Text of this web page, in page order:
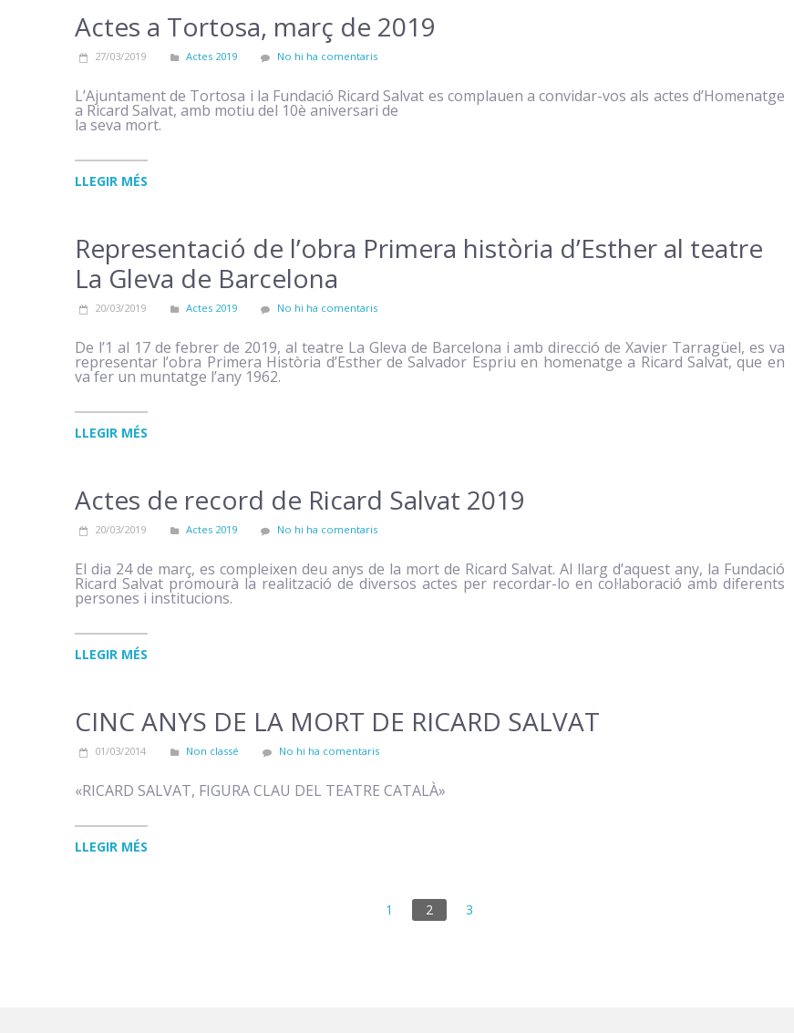
Actes a Tortosa, març de 2019
27/03/2019 Actes 2019 No hi ha comentaris
L’Ajuntament de Tortosa i la Fundació Ricard Salvat es complauen a convidar-vos als actes d’Homenatge
a Ricard Salvat, amb motiu del 10è aniversari de
la seva mort.
LLEGIR MÉS
Representació de l’obra Primera història d’Esther al teatre
La Gleva de Barcelona
20/03/2019 Actes 2019 No hi ha comentaris
De l’1 al 17 de febrer de 2019, al teatre La Gleva de Barcelona i amb direcció de Xavier Tarragüel, es va
representar l’obra Primera Història d’Esther de Salvador Espriu en homenatge a Ricard Salvat, que en
va fer un muntatge l’any 1962.
LLEGIR MÉS
Actes de record de Ricard Salvat 2019
20/03/2019 Actes 2019 No hi ha comentaris
El dia 24 de març, es compleixen deu anys de la mort de Ricard Salvat. Al llarg d’aquest any, la Fundació
Ricard Salvat promourà la realització de diversos actes per recordar-lo en col·laboració amb diferents
persones i institucions.
LLEGIR MÉS
CINC ANYS DE LA MORT DE RICARD SALVAT
01/03/2014 Non classé No hi ha comentaris
«RICARD SALVAT, FIGURA CLAU DEL TEATRE CATALÀ»
LLEGIR MÉS
1 2 3